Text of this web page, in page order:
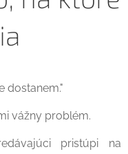
dostanem."
vážny problém.
pristúpi na